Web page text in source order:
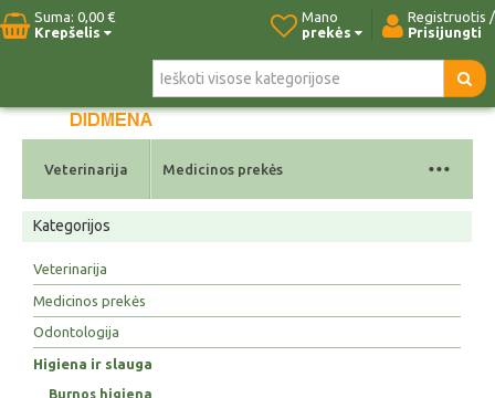
Suma: 0,00 €
Krepšelis
Registruotis /
Prisijungti
Mano
prekės
Pradžia Naujos prekės Kontaktai
Veterinarija Medicinos prekės ...
Kategorijos
Veterinarija
Medicinos prekės
Odontologija
Higiena ir slauga
Burnos higiena